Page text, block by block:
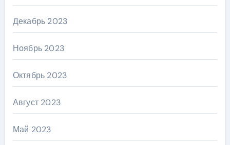
Декабрь 2023
Ноябрь 2023
Октябрь 2023
Август 2023
Май 2023